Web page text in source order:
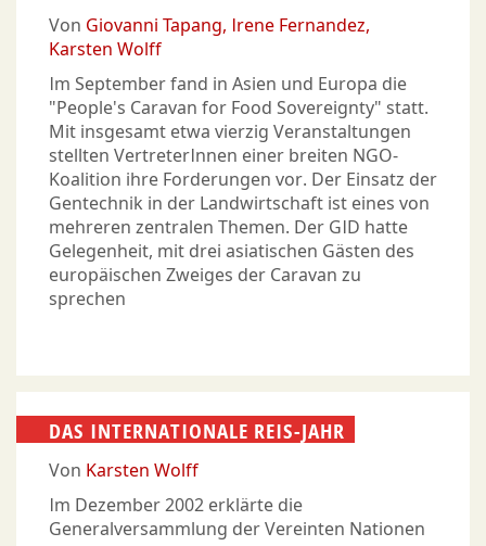
Von Giovanni Tapang Irene Fernandez
Karsten Wolff
Im September fand in Asien und Europa die
"People's Caravan for Food Sovereignty" statt.
Mit insgesamt etwa vierzig Veranstaltungen
stellten VertreterInnen einer breiten NGO-
Koalition ihre Forderungen vor. Der Einsatz der
Gentechnik in der Landwirtschaft ist eines von
mehreren zentralen Themen. Der GID hatte
Gelegenheit, mit drei asiatischen Gästen des
europäischen Zweiges der Caravan zu
sprechen
DAS INTERNATIONALE REIS-JAHR
Von Karsten Wolff
Im Dezember 2002 erklärte die
Generalversammlung der Vereinten Nationen